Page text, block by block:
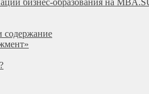
бизнес-образования на